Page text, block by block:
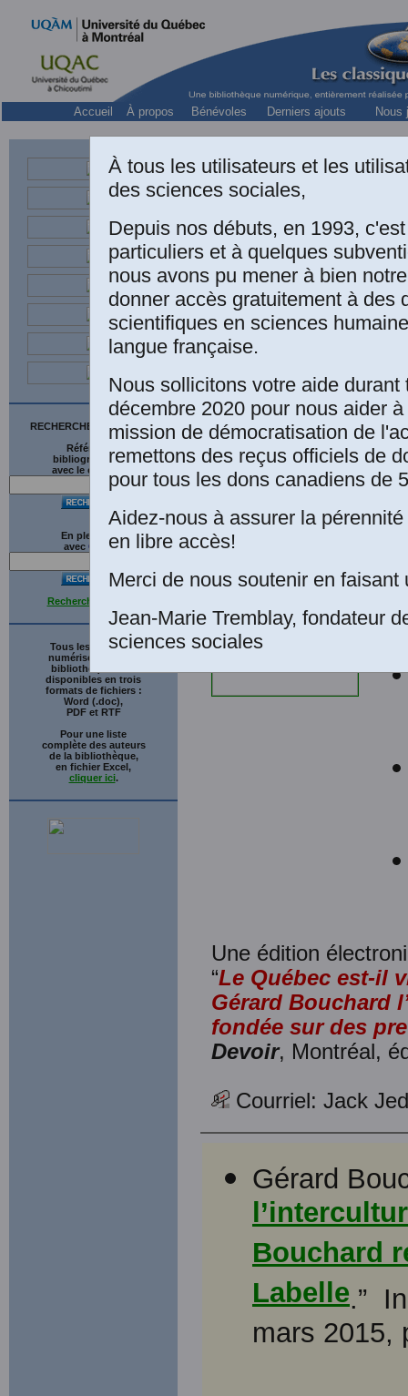
Accueil À propos Bénévoles Derniers ajouts Nous
RECHERCHE SUR LE SITE
Références
bibliographiques
avec le catalogue
En plein texte
avec G gle
Recherche avancée
Tous les ouvrages
numérisés de cette
bibliothèque sont
disponibles en trois
formats de fichiers :
Word (.doc),
PDF et RTF
Pour une liste
complète des auteurs
de la bibliothèque,
en fichier Excel,
cliquer ici.
Une édition
“Le Québec est-il
Gérard Bouchard
fondée sur des
Devoir, Montréal,
Courriel: Jack
Gérard
Bouchard
Labelle.”
mars
À tous les utilisateurs et les
des sciences sociales,
Depuis nos débuts, en 1993,
particuliers et à quelques
nous avons pu mener à bien
donner accès gratuitement à des
scientifiques en sciences
langue française.
Nous sollicitons votre aide durant
décembre 2020 pour nous aider
mission de démocratisation de
remettons des reçus officiels de
pour tous les dons canadiens de
Aidez-nous à assurer la
en libre accès!
Merci de nous soutenir en faisant
Jean-Marie Tremblay, fondateur
sciences sociales